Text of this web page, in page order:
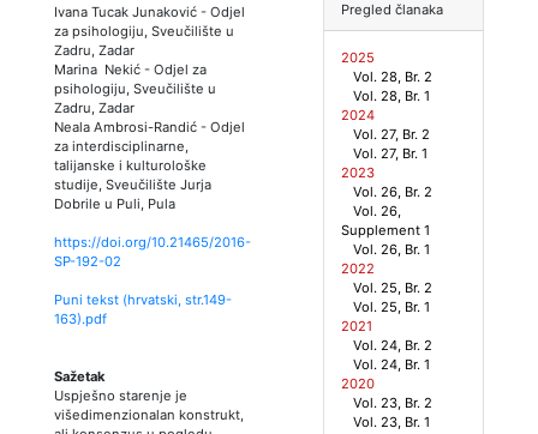
Ivana Tucak Junaković - Odjel
za psihologiju, Sveučilište u
Zadru, Zadar
Marina Nekić - Odjel za
psihologiju, Sveučilište u
Zadru, Zadar
Neala Ambrosi-Randić - Odjel
za interdisciplinarne,
talijanske i kulturološke
studije, Sveučilište Jurja
Dobrile u Puli, Pula
https://doi.org/10.21465/2016-
SP-192-02
Puni tekst (hrvatski, str.149-
163).pdf
Sažetak
Uspješno starenje je
višedimenzionalan konstrukt,
Pregled članaka
2025
Vol. 28, Br. 2
Vol. 28, Br. 1
2024
Vol. 27, Br. 2
Vol. 27, Br. 1
2023
Vol. 26, Br. 2
Vol. 26,
Supplement 1
Vol. 26, Br. 1
2022
Vol. 25, Br. 2
Vol. 25, Br. 1
2021
Vol. 24, Br. 2
Vol. 24, Br. 1
2020
Vol. 23, Br. 2
Vol. 23, Br. 1